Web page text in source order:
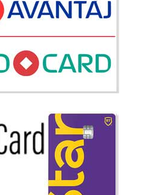
cu oglinda Mabel alb
oglinda cu usa si sertar ⚜️ Mabel alb fildes
OGLINDA DE MACHIAJ ROTUNDA Daca
va doriti mobilarea dormitorului tinerei
849 Lei
Redus 503 Lei
Epuizat - Indisponibil
Adauga la Favorite